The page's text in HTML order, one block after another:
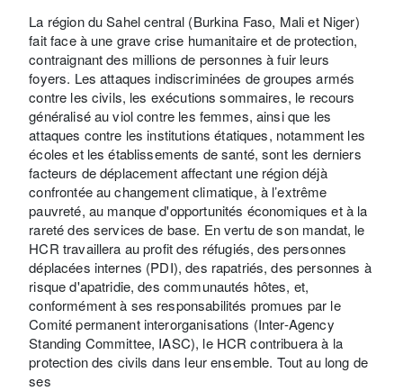
La région du Sahel central (Burkina Faso, Mali et Niger)
fait face à une grave crise humanitaire et de protection,
contraignant des millions de personnes à fuir leurs
foyers. Les attaques indiscriminées de groupes armés
contre les civils, les exécutions sommaires, le recours
généralisé au viol contre les femmes, ainsi que les
attaques contre les institutions étatiques, notamment les
écoles et les établissements de santé, sont les derniers
facteurs de déplacement affectant une région déjà
confrontée au changement climatique, à l’extrême
pauvreté, au manque d'opportunités économiques et à la
rareté des services de base. En vertu de son mandat, le
HCR travaillera au profit des réfugiés, des personnes
déplacées internes (PDI), des rapatriés, des personnes à
risque d'apatridie, des communautés hôtes, et,
conformément à ses responsabilités promues par le
Comité permanent interorganisations (Inter-Agency
Standing Committee, IASC), le HCR contribuera à la
protection des civils dans leur ensemble. Tout au long de
ses